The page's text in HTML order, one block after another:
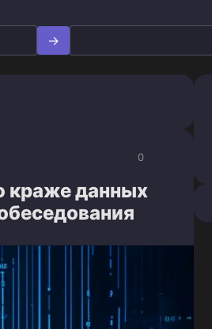
0
краже данных